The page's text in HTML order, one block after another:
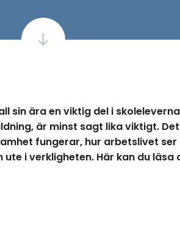
sin ära en viktig del i
är minst sagt lika viktigt.
fungerar, hur arbetslivet ser
i verkligheten. Här kan du läsa